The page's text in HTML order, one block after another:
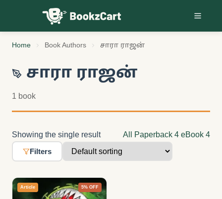
Skip to content
Home Book Authors சாரா ராஜன்
சாரா ராஜன்
1 book
Showing the single result All Paperback 4 eBook 4
Filters
Article 5% OFF